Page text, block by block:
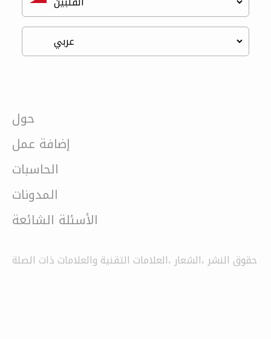
حول
إضافة عمل
الحاسبات
المدونات
الأسئلة الشائعة
حقوق النشر ،الشعار ،العلامات التقنية والعلامات ذات الصلة